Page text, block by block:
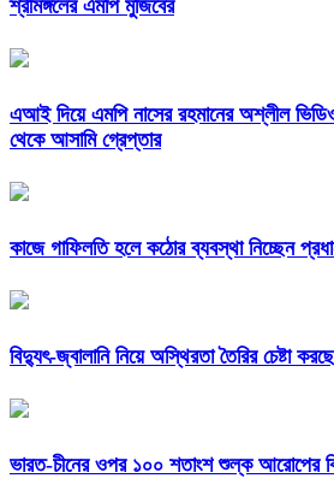
শ্রীমঙ্গলের এমপি মুজিবের
এআই দিয়ে এমপি নাসের রহমানের অশ্লীল
থেকে আসামি গ্রেপ্তার
কাজে গাফিলতি হলে কঠোর ব্যবস্থা নিচ্ছেন
বিদ্যুৎ-জ্বালানি নিয়ে অস্থিরতা তৈরির চেষ্টা
ভারত-চীনের ওপর ১০০ শতাংশ শুল্ক আরোপের